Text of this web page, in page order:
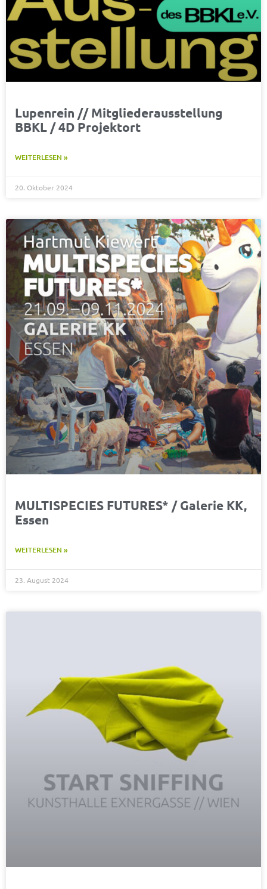
Lupenrein // Mitgliederausstellung
BBKL / 4D Projektort
WEITERLESEN »
20. Oktober 2024
MULTISPECIES FUTURES* / Galerie KK,
Essen
WEITERLESEN »
23. August 2024